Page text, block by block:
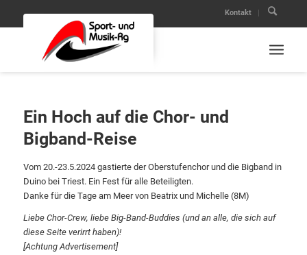
Kontakt
Ein Hoch auf die Chor- und
Bigband-Reise
Vom 20.-23.5.2024 gastierte der Oberstufenchor und die Bigband in
Duino bei Triest. Ein Fest für alle Beteiligten.
Danke für die Tage am Meer von Beatrix und Michelle (8M)
Liebe Chor-Crew, liebe Big-Band-Buddies (und an alle, die sich auf
diese Seite verirrt haben)!
[Achtung Advertisement]